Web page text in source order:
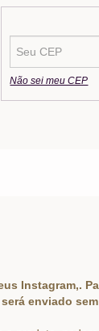
Não sei meu CEP
Instagram,.
enviado